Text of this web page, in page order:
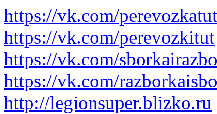
https://vk.com/perevozkatut
https://vk.com/perevozkitut
https://vk.com/
https://vk.com/
http://legionsuper.blizko.ru